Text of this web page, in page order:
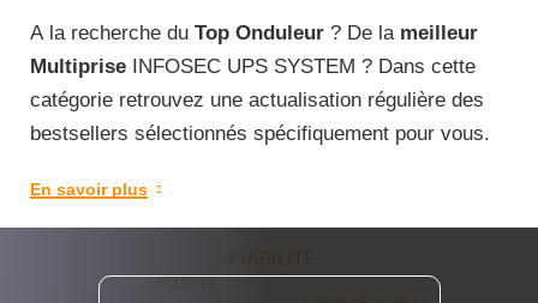
A la recherche du Top Onduleur ? De la meilleur
Multiprise INFOSEC UPS SYSTEM ? Dans cette
catégorie retrouvez une actualisation régulière des
bestsellers sélectionnés spécifiquement pour vous.
En savoir plus